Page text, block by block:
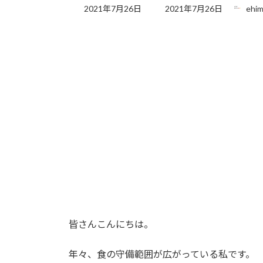
2021年7月26日
最
2021年7月26日
皆さんこんにちは。
年々、食の守備範囲が広がっている私です。